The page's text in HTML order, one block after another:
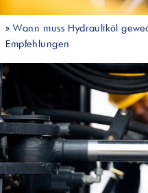
» Wann muss Hydrauliköl
Empfehlungen